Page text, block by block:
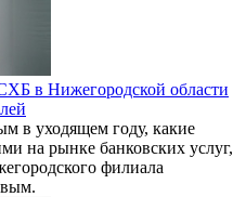
в Нижегородской области
в уходящем году, какие
на рынке банковских услуг,
филиала